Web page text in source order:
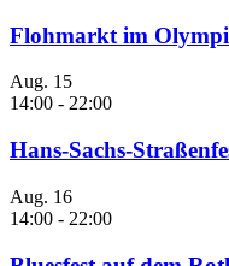
Flohmarkt im
Aug. 15
14:00 - 22:00
Hans-Sachs-
Aug. 16
14:00 - 22:00